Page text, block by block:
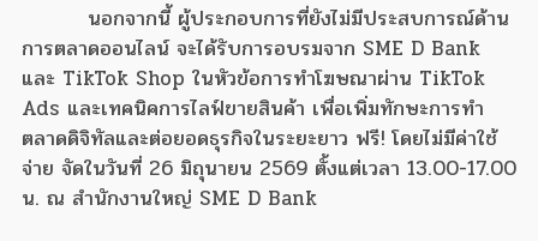
นอกจากนี้ ผู้ประกอบการที่ยังไม่มีประสบการณ์ด้าน
การตลาดออนไลน์ จะได้รับการอบรมจาก SME D Bank
และ TikTok Shop ในหัวข้อการทำโฆษณาผ่าน TikTok
Ads และเทคนิคการไลฟ์ขายสินค้า เพื่อเพิ่มทักษะการทำ
ตลาดดิจิทัลและต่อยอดธุรกิจในระยะยาว ฟรี! โดยไม่มีค่าใช้
จ่าย จัดในวันที่ 26 มิถุนายน 2569 ตั้งแต่เวลา 13.00-17.00
น. ณ สำนักงานใหญ่ SME D Bank